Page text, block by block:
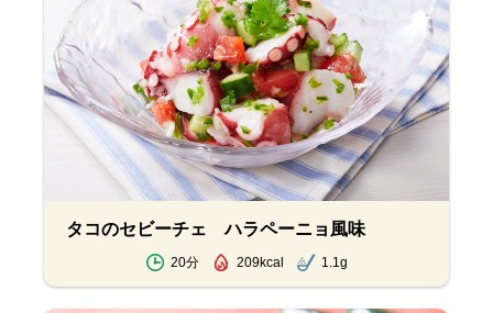
タコのセビーチェ ハラペーニョ風味
20分 209kcal 1.1g